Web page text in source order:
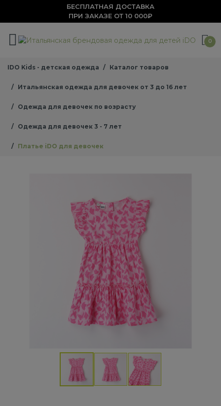
БЕСПЛАТНАЯ ДОСТАВКА
ПРИ ЗАКАЗЕ ОТ 10 000₽
0
IDO Kids - детская одежда Каталог товаров
Итальянская одежда для девочек от 3 до 16 лет
Одежда для девочек по возрасту
Одежда для девочек 3 - 7 лет
Платье iDO для девочек